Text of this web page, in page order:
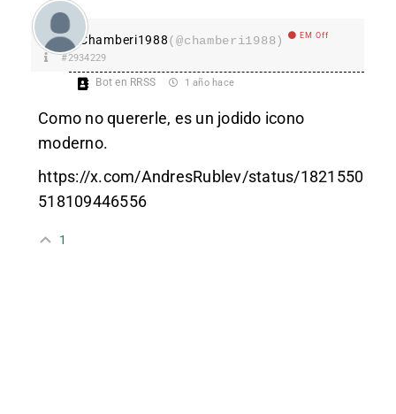
Chamberi1988(@chamberi1988) EM Off
#2934229
Bot en RRSS 1 año hace
Como no quererle, es un jodido icono
moderno.
https://x.com/AndresRublev/status/1821550
518109446556
1